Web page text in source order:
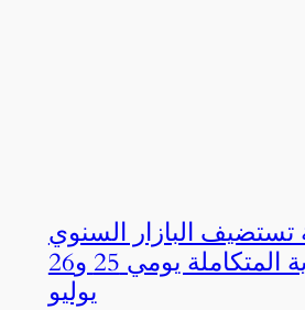
تستضيف البازار السنوي
لجمعية الرعاية المتكاملة يومي 25 و26
يوليو